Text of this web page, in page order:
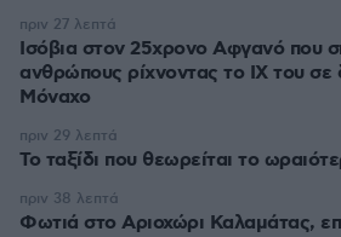
Ισόβια στον 25χρονο Αφγανό που
ανθρώπους ρίχνοντας το ΙΧ του
Μόναχο
πριν 27 λεπτά
Το ταξίδι που θεωρείται το
πριν 29 λεπτά
Φωτιά στο Αριοχώρι Καλαμάτας,
πριν 38 λεπτά